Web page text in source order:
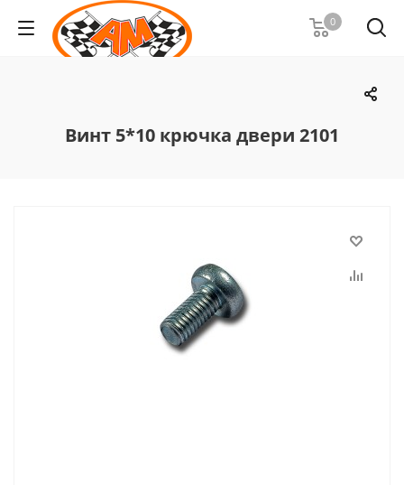
0
Винт 5*10 крючка двери 2101